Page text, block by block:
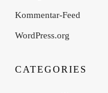
Kommentar-Feed
WordPress.org
CATEGORIES